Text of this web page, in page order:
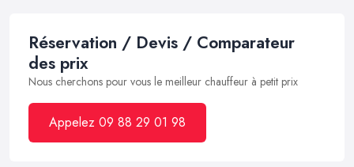
Réservation / Devis / Comparateur
des prix
Nous cherchons pour vous le meilleur chauffeur à petit prix
Appelez 09 88 29 01 98